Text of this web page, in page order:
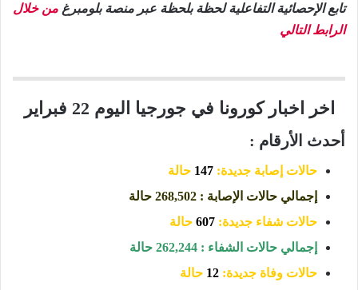
تابع الإحصائية التفاعلية لحظة بلحظة عبر منصة بلومبرغ من خلال
الرابط التالي
اخر اخبار كورونا في جورجيا اليوم 22 فبراير
أحدث الأرقام :
حالات إصابة جديدة: 147 حالة
إجمالي حالات الإصابة : 268,502 حالة
حالات شفاء جديدة: 607 حالة
إجمالي حالات الشفاء : 262,244 حالة
حالات وفاة جديدة: 12 حالة